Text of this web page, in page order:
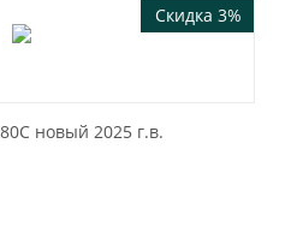
Скидка 3%
80C новый 2025 г.в.